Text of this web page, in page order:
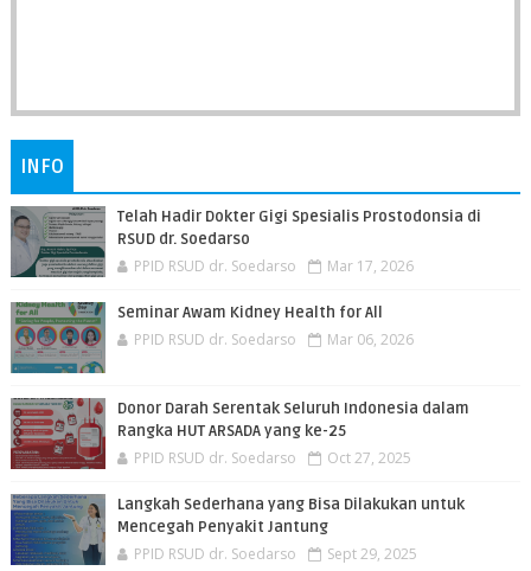
INFO
Telah Hadir Dokter Gigi Spesialis Prostodonsia di
RSUD dr. Soedarso
PPID RSUD dr. Soedarso Mar 17, 2026
Seminar Awam Kidney Health for All
PPID RSUD dr. Soedarso Mar 06, 2026
Donor Darah Serentak Seluruh Indonesia dalam
Rangka HUT ARSADA yang ke-25
PPID RSUD dr. Soedarso Oct 27, 2025
Langkah Sederhana yang Bisa Dilakukan untuk
Mencegah Penyakit Jantung
PPID RSUD dr. Soedarso Sept 29, 2025